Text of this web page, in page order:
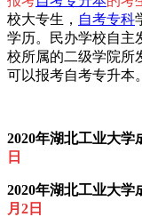
校大专生， 自考专科
学历。民办学校自主
校所属的二级学院所
可以报考自考专升本。
2020年湖北工业大学
日
2020年湖北工业大学
月2日